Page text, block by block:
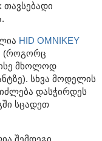
თავსებადი
HID OMNIKEY
(როგორც
ისე მხოლოდ
სხვა მოდელის
დასჭირდეს
სცადეთ
შემდეგი